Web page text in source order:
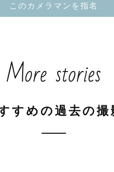
しております👧👶🧡
お子様とと関わることが大
More stories
すめの過去の撮